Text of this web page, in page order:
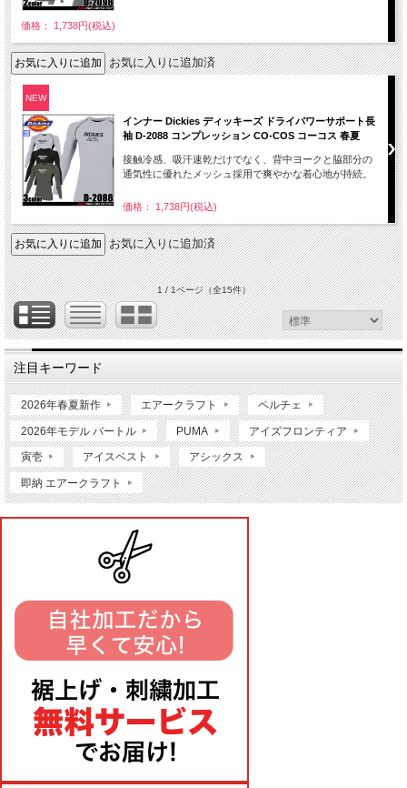
価格： 1,738円(税込)
お気に入りに追加済
NEW
インナー Dickies ディッキーズ ドライパワーサポート長
袖 D-2088 コンプレッション CO-COS コーコス 春夏
接触冷感、吸汗速乾だけでなく、背中ヨークと脇部分の
通気性に優れたメッシュ採用で爽やかな着心地が持続。
価格： 1,738円(税込)
お気に入りに追加済
1 / 1ページ（全15件）
注目キーワード
2026年春夏新作 エアークラフト ペルチェ
2026年モデル バートル PUMA アイズフロンティア
寅壱 アイスベスト アシックス
即納 エアークラフト